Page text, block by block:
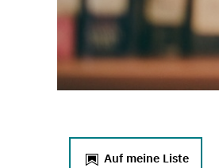
Auf meine Liste